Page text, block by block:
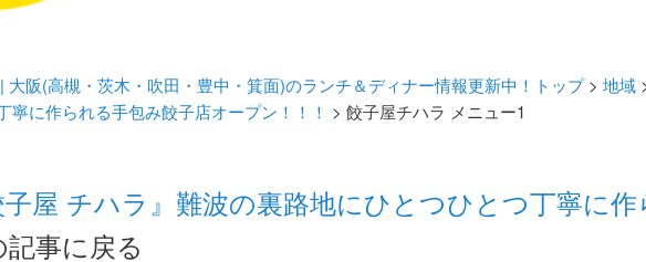
大阪(高槻・茨木・吹田・豊中・箕面)のランチ＆ディナー情報更新中！トップ> 地域
寧に作られる手包み餃子店オープン！！！ > 餃子屋チハラ メニュー1
屋 チハラ』難波の裏路地にひとつひとつ丁寧に
記事に戻る